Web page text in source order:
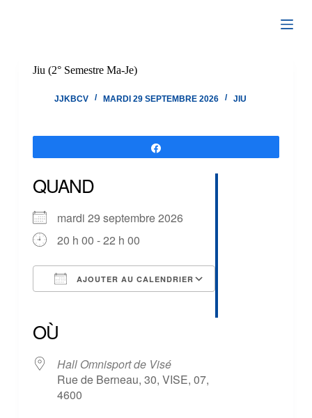
Jiu (2° Semestre Ma-Je)
JJKBCV MARDI 29 SEPTEMBRE 2026 JIU
QUAND
mardi 29 septembre 2026
20 h 00 - 22 h 00
AJOUTER AU CALENDRIER
OÙ
Hall Omnisport de Visé
Rue de Berneau, 30, VISE, 07,
4600